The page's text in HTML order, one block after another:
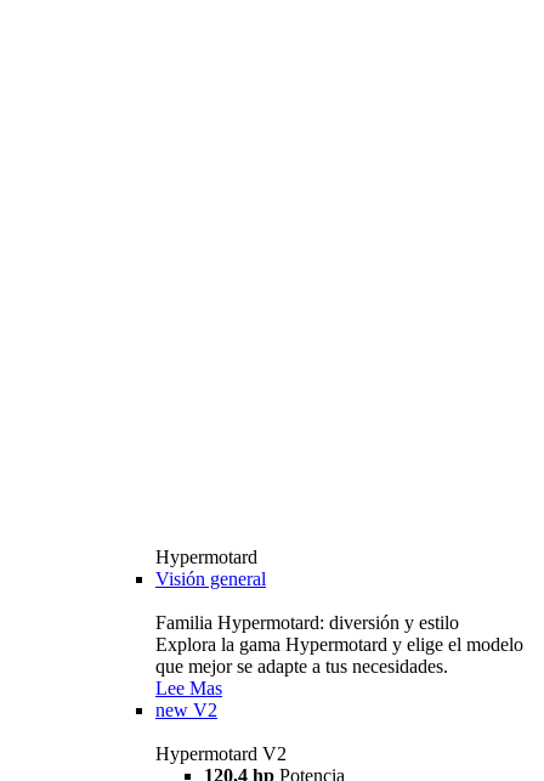
Hypermotard
Visión general
Familia Hypermotard: diversión y estilo
Explora la gama Hypermotard y elige el modelo
que mejor se adapte a tus necesidades.
Lee Mas
new V2
Hypermotard V2
120,4 hp Potencia